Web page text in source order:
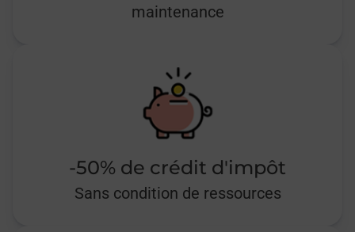
maintenance
-50% de crédit d'impôt
Sans condition de ressources